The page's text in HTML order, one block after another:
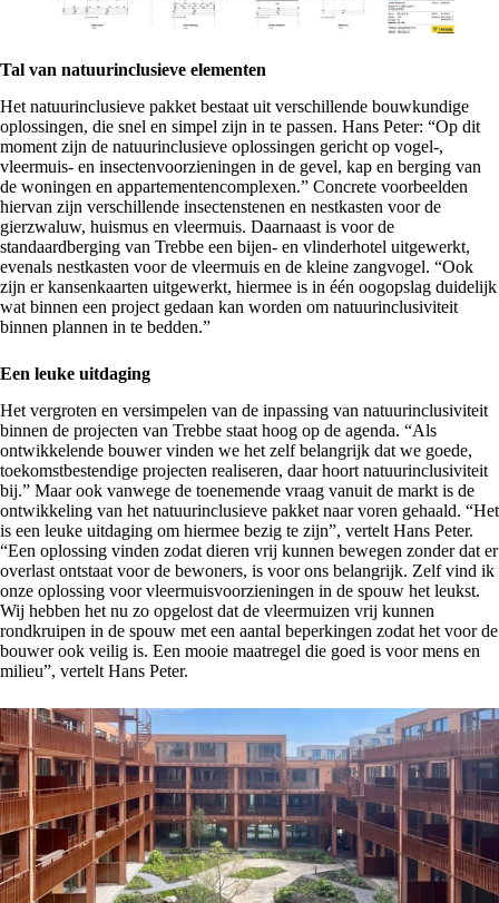
Tal van natuurinclusieve elementen
Het natuurinclusieve pakket bestaat uit verschillende bouwkundige
oplossingen, die snel en simpel zijn in te passen. Hans Peter: “Op dit
moment zijn de natuurinclusieve oplossingen gericht op vogel-,
vleermuis- en insectenvoorzieningen in de gevel, kap en berging van
de woningen en appartementencomplexen.” Concrete voorbeelden
hiervan zijn verschillende insectenstenen en nestkasten voor de
gierzwaluw, huismus en vleermuis. Daarnaast is voor de
standaardberging van Trebbe een bijen- en vlinderhotel uitgewerkt,
evenals nestkasten voor de vleermuis en de kleine zangvogel. “Ook
zijn er kansenkaarten uitgewerkt, hiermee is in één oogopslag duidelijk
wat binnen een project gedaan kan worden om natuurinclusiviteit
binnen plannen in te bedden.”
Een leuke uitdaging
Het vergroten en versimpelen van de inpassing van natuurinclusiviteit
binnen de projecten van Trebbe staat hoog op de agenda. “Als
ontwikkelende bouwer vinden we het zelf belangrijk dat we goede,
toekomstbestendige projecten realiseren, daar hoort natuurinclusiviteit
bij.” Maar ook vanwege de toenemende vraag vanuit de markt is de
ontwikkeling van het natuurinclusieve pakket naar voren gehaald. “Het
is een leuke uitdaging om hiermee bezig te zijn”, vertelt Hans Peter.
“Een oplossing vinden zodat dieren vrij kunnen bewegen zonder dat er
overlast ontstaat voor de bewoners, is voor ons belangrijk. Zelf vind ik
onze oplossing voor vleermuisvoorzieningen in de spouw het leukst.
Wij hebben het nu zo opgelost dat de vleermuizen vrij kunnen
rondkruipen in de spouw met een aantal beperkingen zodat het voor de
bouwer ook veilig is. Een mooie maatregel die goed is voor mens en
milieu”, vertelt Hans Peter.